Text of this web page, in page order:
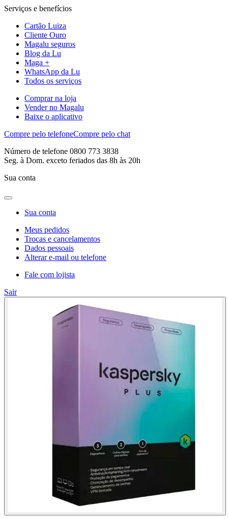
Serviços e benefícios
Cartão Luiza
Cliente Ouro
Magalu seguros
Blog da Lu
Maga +
WhatsApp da Lu
Todos os serviços
Comprar na loja
Vender no Magalu
Baixe o aplicativo
Compre pelo telefoneCompre pelo chat
Número de telefone 0800 773 3838
Seg. à Dom. exceto feriados das 8h às 20h
Sua conta
Sua conta
Meus pedidos
Trocas e cancelamentos
Dados pessoais
Alterar e-mail ou telefone
Fale com lojista
Sair